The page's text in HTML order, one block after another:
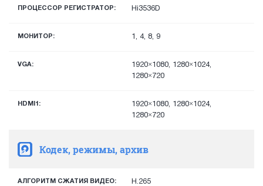
ПРОЦЕССОР РЕГИСТРАТОР: Hi3536D
МОНИТОР: 1, 4, 8, 9
VGA:
1920×1080, 1280×1024,
1280×720
HDMI1:
1920×1080, 1280×1024,
1280×720
Кодек, режимы, архив
АЛГОРИТМ СЖАТИЯ ВИДЕО: H.265